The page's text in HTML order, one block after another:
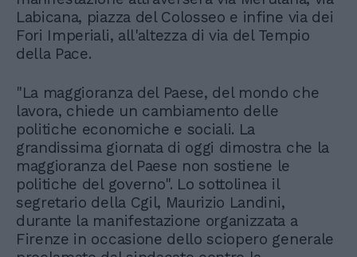
Labicana, piazza del Colosseo e infine via dei
Fori Imperiali, all'altezza di via del Tempio
della Pace.
"La maggioranza del Paese, del mondo che
lavora, chiede un cambiamento delle
politiche economiche e sociali. La
grandissima giornata di oggi dimostra che la
maggioranza del Paese non sostiene le
politiche del governo". Lo sottolinea il
segretario della Cgil, Maurizio Landini,
durante la manifestazione organizzata a
Firenze in occasione dello sciopero generale